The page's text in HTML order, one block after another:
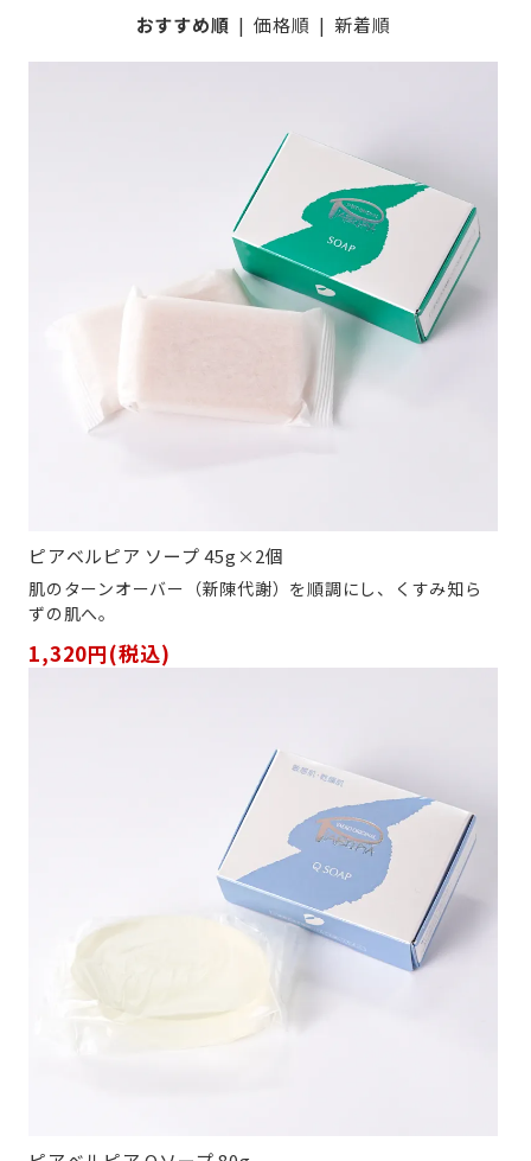
おすすめ順 |価格順 | 新着順
ピアベルピア ソープ 45g×2個
肌のターンオーバー（新陳代謝）を順調にし、くすみ知ら
ずの肌へ。
1,320円(税込)